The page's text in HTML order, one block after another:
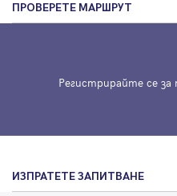
ПРОВЕРЕТЕ МАРШРУТ
Регистрирайте се
ИЗПРАТЕТЕ ЗАПИТВАНЕ